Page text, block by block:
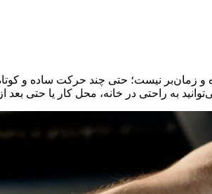
زمان‌بر نیست؛ حتی چند حرکت ساده و
به راحتی در خانه، محل کار یا حتی بعد